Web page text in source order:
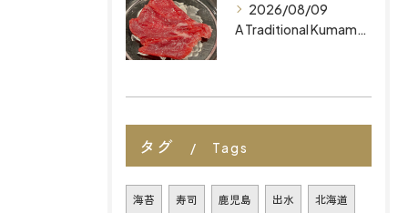
2026/08/09
A Traditional Kumamoto Dish: Basashi Looking for the Best Restaurants in Fukuoka? Discover Authentic, Additive-Free Omakase at MAIZURU KITCHEN
タグ Tags
海苔 寿司 鹿児島 出水 北海道